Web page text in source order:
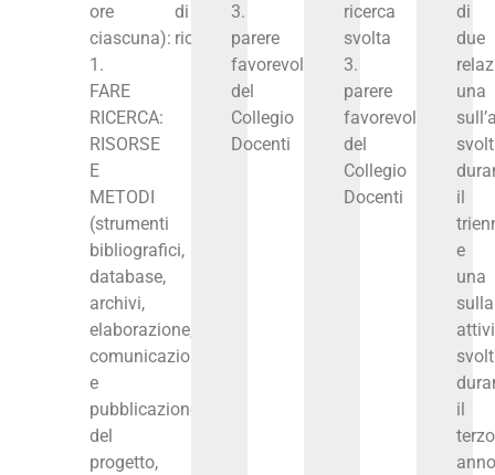
ore
ciascuna):
1.
FARE
RICERCA:
RISORSE
E
METODI
(strumenti
bibliografici,
database,
archivi,
elaborazione,
comunicazione
e
pubblicazione
del
progetto,
di
ricerca
3.
parere
favorevole
del
Collegio
Docenti
ricerca
svolta
3.
parere
favorevole
del
Collegio
Docenti
di
due
una
il
e
una
sulla
il
terzo
anno